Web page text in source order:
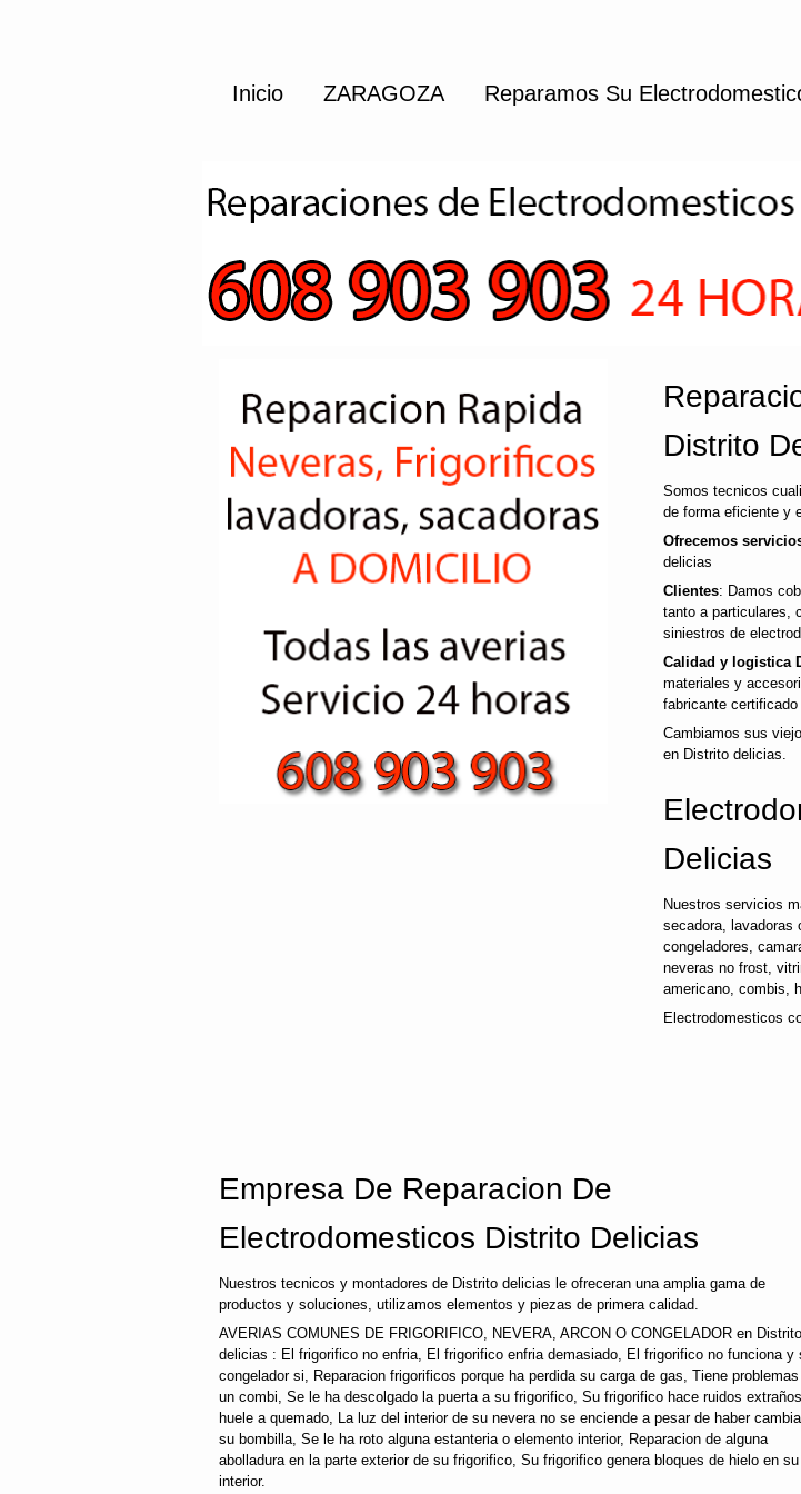
Inicio ZARAGOZA Reparamos Su
Distrito
Somos tecnicos
de forma eficiente y
Ofrecemos
delicias
Clientes: Damos
tanto a particulares,
siniestros de
Calidad y logistica
materiales y
fabricante
Cambiamos sus
en Distrito delicias.
Delicias
Nuestros servicios
secadora, lavadoras
congeladores,
neveras no frost,
americano, combis,
Electrodomesticos
Empresa De Reparacion De
Electrodomesticos Distrito Delicias
Nuestros tecnicos y montadores de Distrito delicias le ofreceran una amplia gama de
productos y soluciones, utilizamos elementos y piezas de primera calidad.
AVERIAS COMUNES DE FRIGORIFICO, NEVERA, ARCON O CONGELADOR en Distrito
delicias : El frigorifico no enfria, El frigorifico enfria demasiado, El frigorifico no funciona y
congelador si, Reparacion frigorificos porque ha perdida su carga de gas, Tiene
un combi, Se le ha descolgado la puerta a su frigorifico, Su frigorifico hace ruidos
huele a quemado, La luz del interior de su nevera no se enciende a pesar de haber
su bombilla, Se le ha roto alguna estanteria o elemento interior, Reparacion de alguna
abolladura en la parte exterior de su frigorifico, Su frigorifico genera bloques de hielo en su
interior.